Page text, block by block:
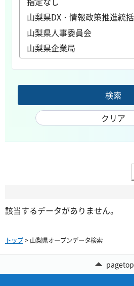
該当するデータがありません。
トップ> 山梨県オープンデータ検索
pagetop